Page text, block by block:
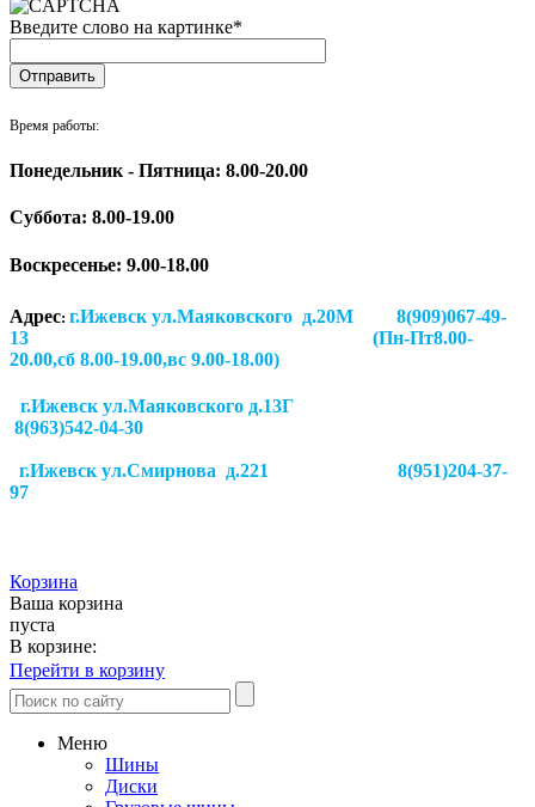
Введите слово на картинке*
Время работы:
Понедельник - Пятница: 8.00-20.00
Суббота: 8.00-19.00
Воскресенье: 9.00-18.00
Адрес: г.Ижевск ул.Маяковского д.20М 8(909)067-49-
13 (Пн-Пт8.00-
20.00,сб 8.00-19.00,вс 9.00-18.00)
г.Ижевск ул.Маяковского д.13Г
8(963)542-04-30
г.Ижевск ул.Смирнова д.221
8(951)204-37-
97
Корзина
Ваша корзина
пуста
В корзине:
Перейти в корзину
Меню
Шины
Диски